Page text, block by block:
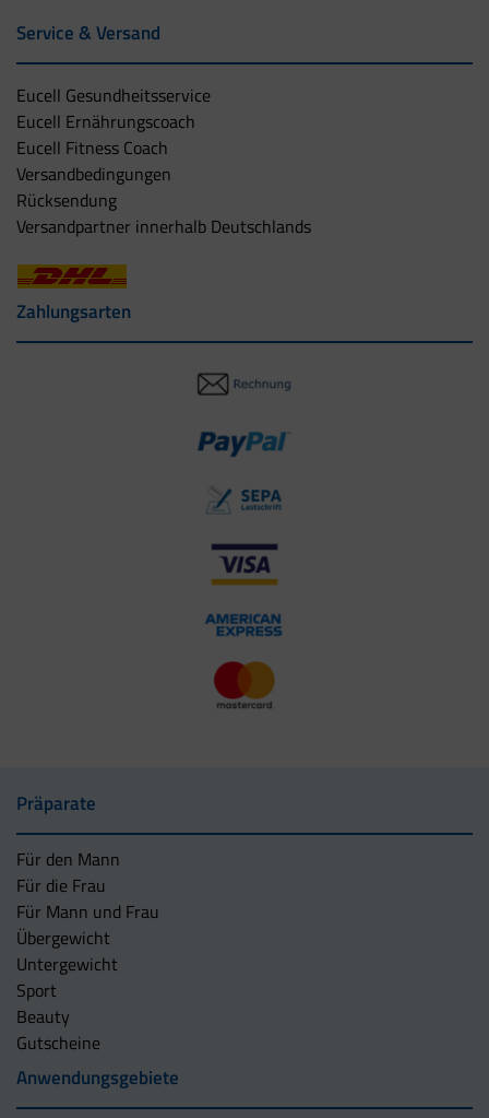
Service & Versand
Eucell Gesundheitsservice
Eucell Ernährungscoach
Eucell Fitness Coach
Versandbedingungen
Rücksendung
Versandpartner innerhalb Deutschlands
Zahlungsarten
Präparate
Für den Mann
Für die Frau
Für Mann und Frau
Übergewicht
Untergewicht
Sport
Beauty
Gutscheine
Anwendungsgebiete